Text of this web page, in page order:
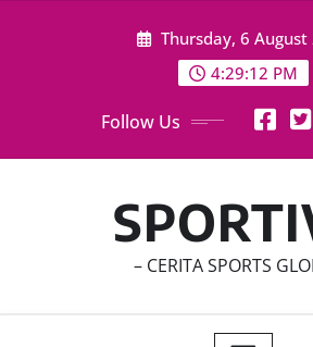
Thursday, 6 August
4:29:14 PM
Follow Us
– CERITA SPORTS